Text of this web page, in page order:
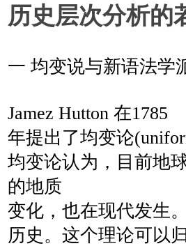
历史层次分析的
一 均变说与新语法学
Jamez Hutton 在1785
年提出了均变论
均变论认为，目前地
的地质
变化，也在现代发生
历史。这个理论可以